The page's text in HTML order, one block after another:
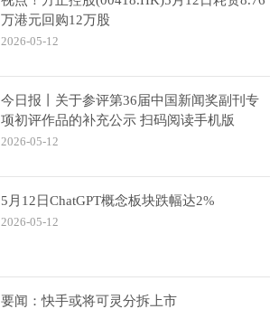
万港元回购12万股
2026-05-12
今日报丨关于参评第36届中国新闻奖副刊专
项初评作品的补充公示 扫码阅读手机版
2026-05-12
5月12日ChatGPT概念板块跌幅达2%
2026-05-12
要闻：快手或将可灵分拆上市